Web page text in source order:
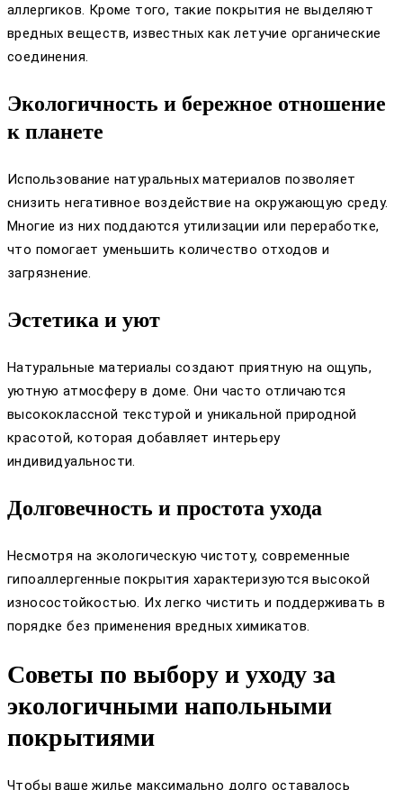
аллергиков. Кроме того, такие покрытия не выделяют
вредных веществ, известных как летучие органические
соединения.
Экологичность и бережное отношение
к планете
Использование натуральных материалов позволяет
снизить негативное воздействие на окружающую среду.
Многие из них поддаются утилизации или переработке,
что помогает уменьшить количество отходов и
загрязнение.
Эстетика и уют
Натуральные материалы создают приятную на ощупь,
уютную атмосферу в доме. Они часто отличаются
высококлассной текстурой и уникальной природной
красотой, которая добавляет интерьеру
индивидуальности.
Долговечность и простота ухода
Несмотря на экологическую чистоту, современные
гипоаллергенные покрытия характеризуются высокой
износостойкостью. Их легко чистить и поддерживать в
порядке без применения вредных химикатов.
Советы по выбору и уходу за
экологичными напольными
покрытиями
Чтобы ваше жилье максимально долго оставалось